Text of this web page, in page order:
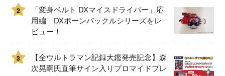
2
「変身ベルト DXマイスドライバー」応
用編 DXボーンバックルシリーズをレ
ビュー！
3
【全ウルトラマン記録大鑑発売記念】森
次晃嗣氏直筆サイン入りブロマイドプレ